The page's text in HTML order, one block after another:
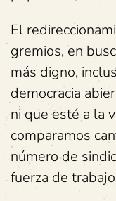
El
gremios, en
más digno,
democracia
ni que esté a la
comparamos
número de
fuerza de